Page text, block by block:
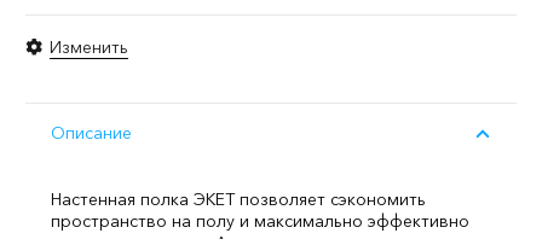
Изменить
Описание
Настенная полка ЭКЕТ позволяет сэкономить
пространство на полу и максимально эффективно